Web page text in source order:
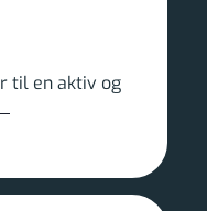
til en aktiv og